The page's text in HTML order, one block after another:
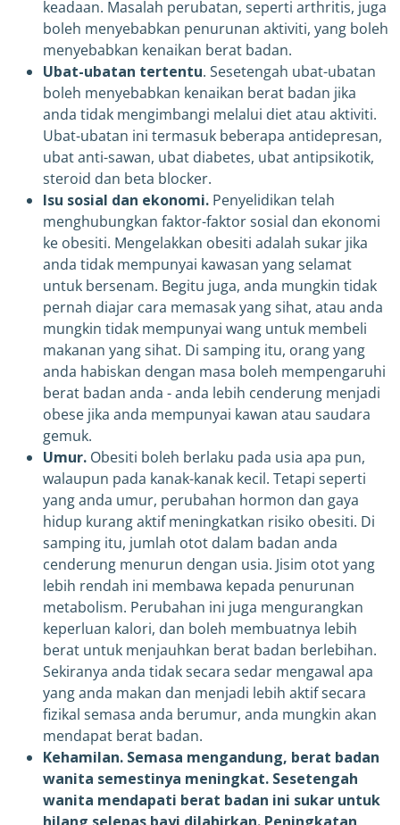
keadaan. Masalah perubatan, seperti arthritis, juga
boleh menyebabkan penurunan aktiviti, yang boleh
menyebabkan kenaikan berat badan.
Ubat-ubatan tertentu. Sesetengah ubat-ubatan
boleh menyebabkan kenaikan berat badan jika
anda tidak mengimbangi melalui diet atau aktiviti.
Ubat-ubatan ini termasuk beberapa antidepresan,
ubat anti-sawan, ubat diabetes, ubat antipsikotik,
steroid dan beta blocker.
Isu sosial dan ekonomi. Penyelidikan telah
menghubungkan faktor-faktor sosial dan ekonomi
ke obesiti. Mengelakkan obesiti adalah sukar jika
anda tidak mempunyai kawasan yang selamat
untuk bersenam. Begitu juga, anda mungkin tidak
pernah diajar cara memasak yang sihat, atau anda
mungkin tidak mempunyai wang untuk membeli
makanan yang sihat. Di samping itu, orang yang
anda habiskan dengan masa boleh mempengaruhi
berat badan anda - anda lebih cenderung menjadi
obese jika anda mempunyai kawan atau saudara
gemuk.
Umur. Obesiti boleh berlaku pada usia apa pun,
walaupun pada kanak-kanak kecil. Tetapi seperti
yang anda umur, perubahan hormon dan gaya
hidup kurang aktif meningkatkan risiko obesiti. Di
samping itu, jumlah otot dalam badan anda
cenderung menurun dengan usia. Jisim otot yang
lebih rendah ini membawa kepada penurunan
metabolism. Perubahan ini juga mengurangkan
keperluan kalori, dan boleh membuatnya lebih
berat untuk menjauhkan berat badan berlebihan.
Sekiranya anda tidak secara sedar mengawal apa
yang anda makan dan menjadi lebih aktif secara
fizikal semasa anda berumur, anda mungkin akan
mendapat berat badan.
Kehamilan. Semasa mengandung, berat badan
wanita semestinya meningkat. Sesetengah
wanita mendapati berat badan ini sukar untuk
hilang selepas bayi dilahirkan. Peningkatan